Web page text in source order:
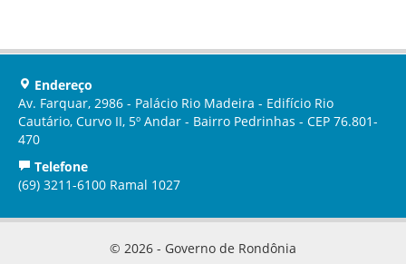
Endereço
Av. Farquar, 2986 - Palácio Rio Madeira - Edifício Rio
Cautário, Curvo II, 5º Andar - Bairro Pedrinhas - CEP 76.801-
470
Telefone
(69) 3211-6100 Ramal 1027
© 2026 - Governo de Rondônia